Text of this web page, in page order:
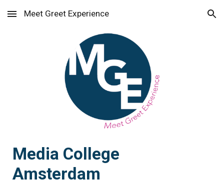
Skip to main content Skip to navigation
Meet Greet Experience
Media College
Amsterdam